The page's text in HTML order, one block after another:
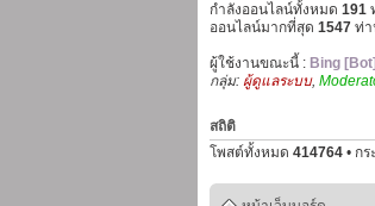
กำลังออนไลน์ทั้งหมด 191
ออนไลน์มากที่สุด 1547 ท่า
ผู้ใช้งานขณะนี้ : Bing [Bot]
กลุ่ม: ผู้ดูแลระบบ,
สถิติ
โพสต์ทั้งหมด 414764 • ก